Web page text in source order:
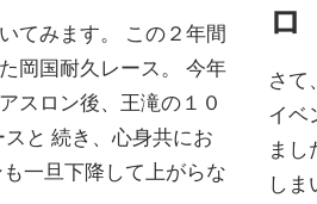
てみます。 この２年間
岡国耐久レース。 今年
スロン後、王滝の１０
と 続き、心身共にお
一旦下降して上がらな
ロ
さて
イベ
まし
しま